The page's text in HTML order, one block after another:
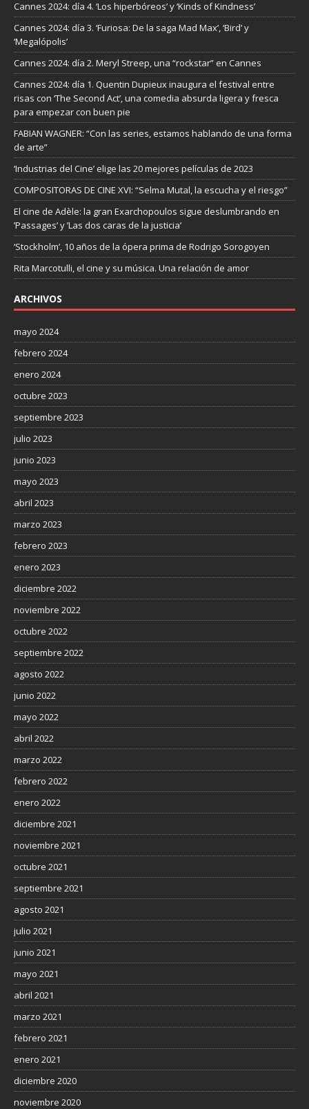
Cannes 2024: día 4. ‘Los hiperbóreos’ y ‘Kinds of Kindness’
Cannes 2024: día 3. ‘Furiosa: De la saga Mad Max’, ‘Bird’ y
‘Megalópolis’
Cannes 2024: día 2. Meryl Streep, una “rockstar” en Cannes
Cannes 2024: día 1. Quentin Dupieux inaugura el festival entre
risas con ‘The Second Act’, una comedia absurda ligera y fresca
para empezar con buen pie
FABIAN WAGNER: “Con las series, estamos hablando de una forma
de arte”
‘Industrias del Cine’ elige las 20 mejores películas de 2023
COMPOSITORAS DE CINE XVI: “Selma Mutal, la escucha y el riesgo”
El cine de Adèle: la gran Exarchopoulos sigue deslumbrando en
’Passages’ y ’Las dos caras de la justicia’
‘Stockholm’, 10 años de la ópera prima de Rodrigo Sorogoyen
Rita Marcotulli, el cine y su música. Una relación de amor
ARCHIVOS
mayo 2024
febrero 2024
enero 2024
octubre 2023
septiembre 2023
julio 2023
junio 2023
mayo 2023
abril 2023
marzo 2023
febrero 2023
enero 2023
diciembre 2022
noviembre 2022
octubre 2022
septiembre 2022
agosto 2022
junio 2022
mayo 2022
abril 2022
marzo 2022
febrero 2022
enero 2022
diciembre 2021
noviembre 2021
octubre 2021
septiembre 2021
agosto 2021
julio 2021
junio 2021
mayo 2021
abril 2021
marzo 2021
febrero 2021
enero 2021
diciembre 2020
noviembre 2020